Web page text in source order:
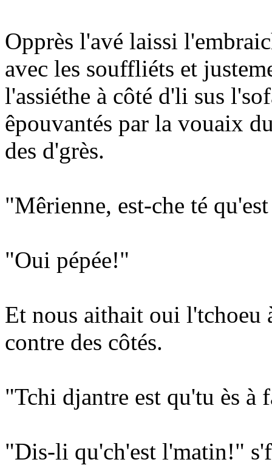
Opprès l'avé laissi
avec les souffliéts et
l'assiéthe à côté d'li sus
êpouvantés par la vouaix
des d'grès.
"Mêrienne, est-che té
"Oui pépée!"
Et nous aithait oui l'tchoeu
contre des côtés.
"Tchi djantre est qu'tu ès à
"Dis-li qu'ch'est l'matin!"